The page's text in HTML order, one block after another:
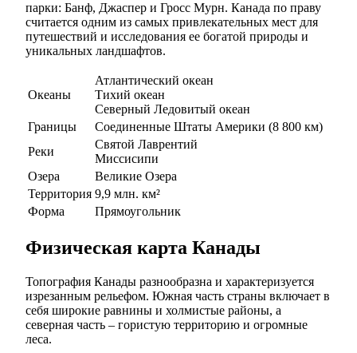
парки: Банф, Джаспер и Гросс Мурн. Канада по праву
считается одним из самых привлекательных мест для
путешествий и исследования ее богатой природы и
уникальных ландшафтов.
Океаны
Атлантический океан
Тихий океан
Северный Ледовитый океан
Границы
Соединенные Штаты Америки (8 800 км)
Реки
Святой Лаврентий
Миссисипи
Озера
Великие Озера
Территория 9,9 млн. км²
Форма
Прямоугольник
Физическая карта Канады
Топография Канады разнообразна и характеризуется
изрезанным рельефом. Южная часть страны включает в
себя широкие равнины и холмистые районы, а
северная часть – гористую территорию и огромные
леса.